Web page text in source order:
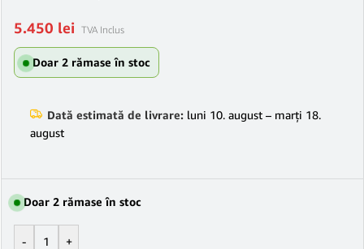
5.450 lei TVA Inclus
Doar 2 rămase în stoc
Dată estimată de livrare: luni 10. august – marți 18.
august
Doar 2 rămase în stoc
- +